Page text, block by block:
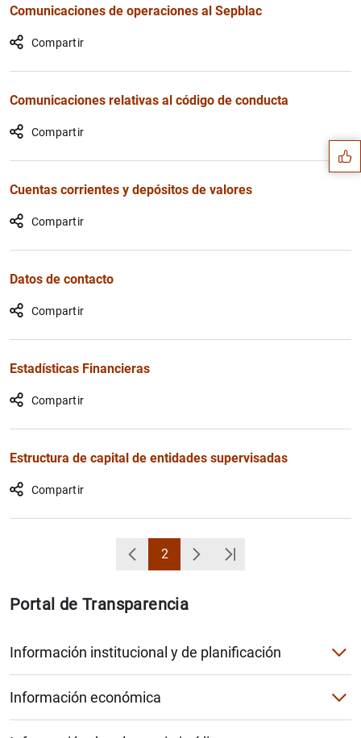
Portal de Transparencia
Información institucional y de planificación
Agendas del gobernador, la subgobernadora y el miembro
Información económica
Atenciones culturales y sociales
Comunicaciones de operaciones al Sepblac
Compartir
Comunicaciones relativas al código de conducta
Compartir
Cuentas corrientes y depósitos de valores
Compartir
Datos de contacto
Compartir
Estadísticas Financieras
Compartir
Estructura de capital de entidades supervisadas
Compartir
VolverPágina
2
SiguienteÚltima Página
Sugerencias